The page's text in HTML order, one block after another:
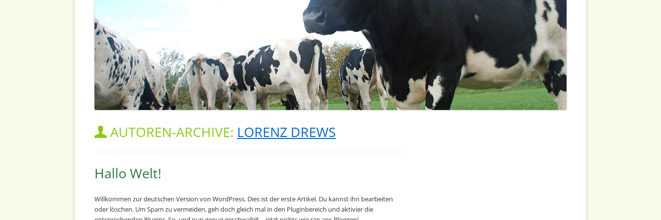
AUTOREN-ARCHIVE: LORENZ DREWS
Hallo Welt!
Willkommen zur deutschen Version von WordPress. Dies ist der erste Artikel. Du kannst ihn bearbeiten
oder löschen. Um Spam zu vermeiden, geh doch gleich mal in den Pluginbereich und aktivier die